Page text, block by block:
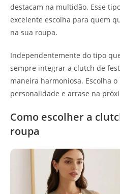
destacam na multidão. Esse
excelente escolha para quem
na sua roupa.
Independentemente do tipo
sempre integrar a clutch de
maneira harmoniosa. Escolha
personalidade e arrase na
Como escolher a
roupa